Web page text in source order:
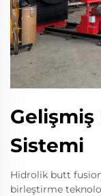
Sistemi
Hidrolik butt
birleştirme